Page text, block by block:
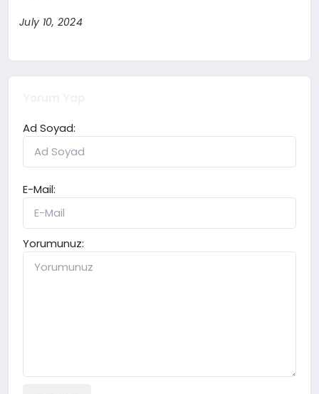
July 10, 2024
Ad Soyad:
E-Mail:
Yorumunuz: